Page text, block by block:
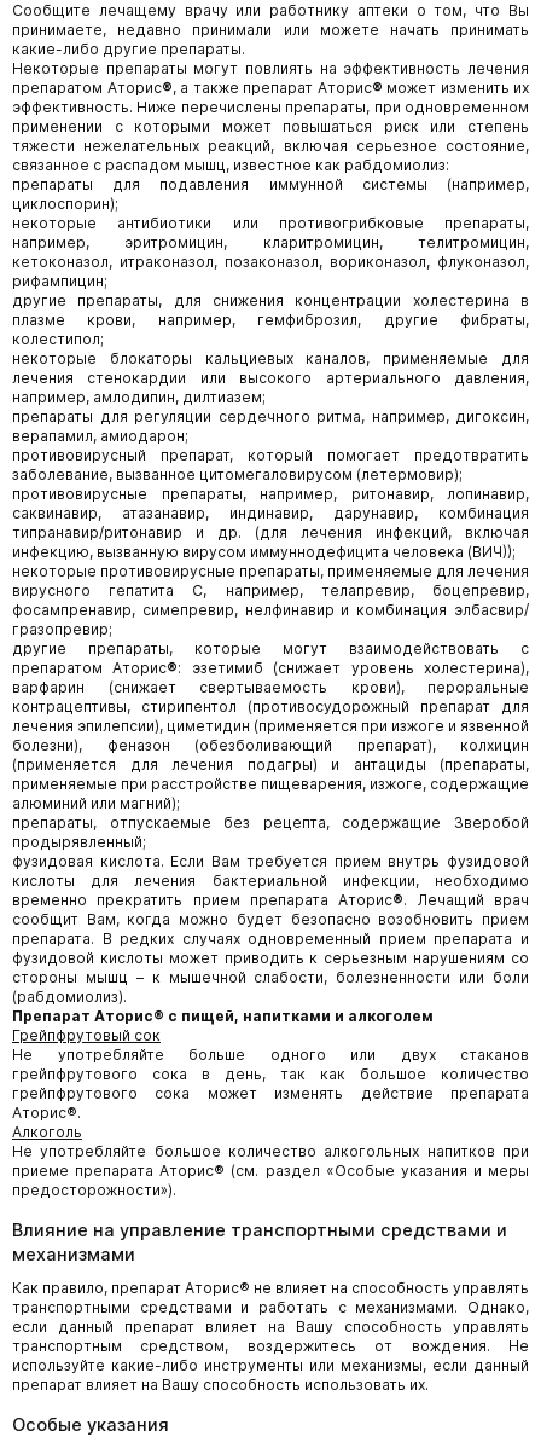
Сообщите лечащему врачу или работнику аптеки о том, что Вы
принимаете, недавно принимали или можете начать принимать
какие-либо другие препараты.
Некоторые препараты могут повлиять на эффективность лечения
препаратом Аторис®, а также препарат Аторис® может изменить их
эффективность. Ниже перечислены препараты, при одновременном
применении с которыми может повышаться риск или степень
тяжести нежелательных реакций, включая серьезное состояние,
связанное с распадом мышц, известное как рабдомиолиз:
препараты для подавления иммунной системы (например,
циклоспорин);
некоторые антибиотики или противогрибковые препараты,
например, эритромицин, кларитромицин, телитромицин,
кетоконазол, итраконазол, позаконазол, вориконазол, флуконазол,
рифампицин;
другие препараты, для снижения концентрации холестерина в
плазме крови, например, гемфиброзил, другие фибраты,
колестипол;
некоторые блокаторы кальциевых каналов, применяемые для
лечения стенокардии или высокого артериального давления,
например, амлодипин, дилтиазем;
препараты для регуляции сердечного ритма, например, дигоксин,
верапамил, амиодарон;
противовирусный препарат, который помогает предотвратить
заболевание, вызванное цитомегаловирусом (летермовир);
противовирусные препараты, например, ритонавир, лопинавир,
саквинавир, атазанавир, индинавир, дарунавир, комбинация
типранавир/ритонавир и др. (для лечения инфекций, включая
инфекцию, вызванную вирусом иммуннодефицита человека (ВИЧ));
некоторые противовирусные препараты, применяемые для лечения
вирусного гепатита С, например, телапревир, боцепревир,
фосампренавир, симепревир, нелфинавир и комбинация элбасвир/
гразопревир;
другие препараты, которые могут взаимодействовать с
препаратом Аторис®: эзетимиб (снижает уровень холестерина),
варфарин (снижает свертываемость крови), пероральные
контрацептивы, стирипентол (противосудорожный препарат для
лечения эпилепсии), циметидин (применяется при изжоге и язвенной
болезни), феназон (обезболивающий препарат), колхицин
(применяется для лечения подагры) и антациды (препараты,
применяемые при расстройстве пищеварения, изжоге, содержащие
алюминий или магний);
препараты, отпускаемые без рецепта, содержащие Зверобой
продырявленный;
фузидовая кислота. Если Вам требуется прием внутрь фузидовой
кислоты для лечения бактериальной инфекции, необходимо
временно прекратить прием препарата Аторис®. Лечащий врач
сообщит Вам, когда можно будет безопасно возобновить прием
препарата. В редких случаях одновременный прием препарата и
фузидовой кислоты может приводить к серьезным нарушениям со
стороны мышц – к мышечной слабости, болезненности или боли
(рабдомиолиз).
Препарат Аторис® с пищей, напитками и алкоголем
Грейпфрутовый сок
Не употребляйте больше одного или двух стаканов
грейпфрутового сока в день, так как большое количество
грейпфрутового сока может изменять действие препарата
Аторис®.
Алкоголь
Не употребляйте большое количество алкогольных напитков при
приеме препарата Аторис® (см. раздел «Особые указания и меры
предосторожности»).
Влияние на управление транспортными средствами и
механизмами
Как правило, препарат Аторис® не влияет на способность управлять
транспортными средствами и работать с механизмами. Однако,
если данный препарат влияет на Вашу способность управлять
транспортным средством, воздержитесь от вождения. Не
используйте какие-либо инструменты или механизмы, если данный
препарат влияет на Вашу способность использовать их.
Особые указания